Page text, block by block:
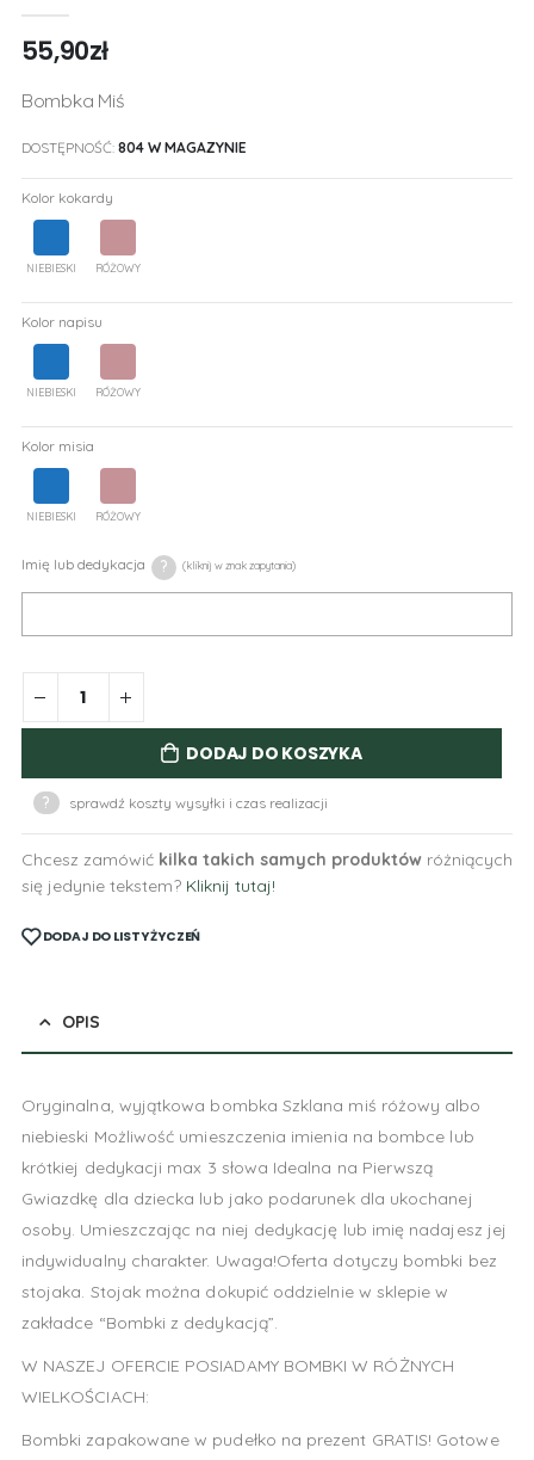
55,90zł
Bombka Miś
DOSTĘPNOŚĆ: 804 W MAGAZYNIE
Kolor kokardy
NIEBIESKI RÓŻOWY
Kolor napisu
NIEBIESKI RÓŻOWY
Kolor misia
NIEBIESKI RÓŻOWY
Imię lub dedykacja ?
DODAJ DO KOSZYKA
? sprawdź koszty wysyłki i czas realizacji
Chcesz zamówić kilka takich samych produktówróżniących
się jedynie tekstem? Kliknij tutaj!
DODAJ DO LISTY ŻYCZEŃ
OPIS
Oryginalna, wyjątkowa bombka Szklana miś różowy albo
niebieski Możliwość umieszczenia imienia na bombce lub
krótkiej dedykacji max 3 słowa Idealna na Pierwszą
Gwiazdkę dla dziecka lub jako podarunek dla ukochanej
osoby. Umieszczając na niej dedykację lub imię nadajesz jej
indywidualny charakter. Uwaga!Oferta dotyczy bombki bez
stojaka. Stojak można dokupić oddzielnie w sklepie w
zakładce “Bombki z dedykacją”.
W NASZEJ OFERCIE POSIADAMY BOMBKI W RÓŻNYCH
WIELKOŚCIACH:
Bombki zapakowane w pudełko na prezent GRATIS! Gotowe